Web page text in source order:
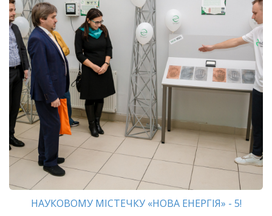
НАУКОВОМУ МІСТЕЧКУ «НОВА ЕНЕРГІЯ» - 5!